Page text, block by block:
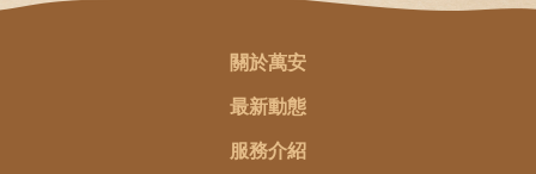
關於萬安
最新動態
服務介紹